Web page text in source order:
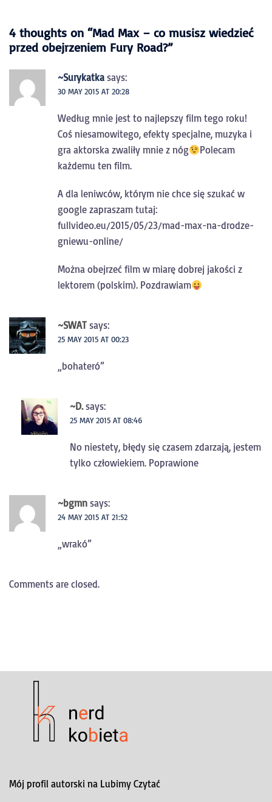
4 thoughts on “Mad Max – co musisz wiedzieć
przed obejrzeniem Fury Road?”
~Surykatka says:
30 MAY 2015 AT 20:28
Według mnie jest to najlepszy film tego roku!
Coś niesamowitego, efekty specjalne, muzyka i
gra aktorska zwaliły mnie z nóg
Polecam
każdemu ten film.
A dla leniwców, którym nie chce się szukać w
google zapraszam tutaj:
fullvideo.eu/2015/05/23/mad-max-na-drodze-
gniewu-online/
Można obejrzeć film w miarę dobrej jakości z
lektorem (polskim). Pozdrawiam
~SWAT says:
25 MAY 2015 AT 00:23
„bohateró”
~D. says:
25 MAY 2015 AT 08:46
No niestety, błędy się czasem zdarzają, jestem
tylko człowiekiem. Poprawione
~bgmn says:
24 MAY 2015 AT 21:52
„wrakó”
Comments are closed.
Mój profil autorski na Lubimy Czytać